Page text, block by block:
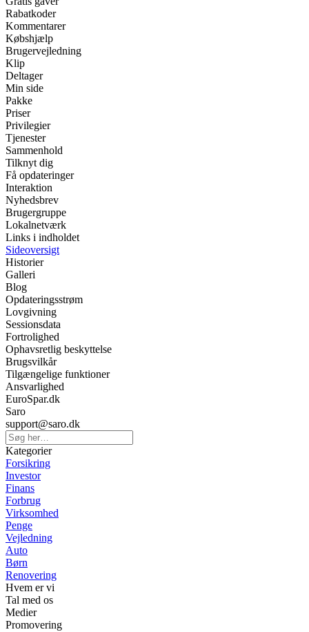
Rabatkoder
Kommentarer
Købshjælp
Brugervejledning
Klip
Deltager
Min side
Pakke
Priser
Privilegier
Tjenester
Sammenhold
Tilknyt dig
Få opdateringer
Interaktion
Nyhedsbrev
Brugergruppe
Lokalnetværk
Links i indholdet
Sideoversigt
Historier
Galleri
Blog
Opdateringsstrøm
Lovgivning
Sessionsdata
Fortrolighed
Ophavsretlig beskyttelse
Brugsvilkår
Tilgængelige funktioner
Ansvarlighed
EuroSpar.dk
Saro
support@saro.dk
Kategorier
Forsikring
Investor
Finans
Forbrug
Virksomhed
Penge
Vejledning
Auto
Børn
Renovering
Hvem er vi
Tal med os
Medier
Promovering